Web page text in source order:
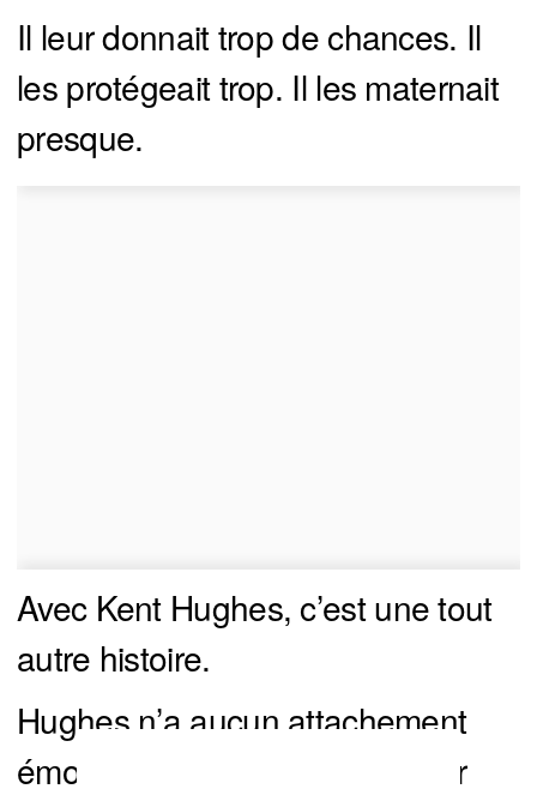
Il leur donnait trop de chances. Il
les protégeait trop. Il les maternait
presque.
Avec Kent Hughes, c’est une tout
autre histoire.
Hughes n’a aucun attachement
émotif envers ses joueurs. Pour